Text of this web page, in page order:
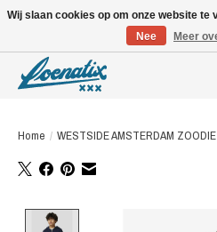
Home / WESTSIDE AMSTERDAM
Wij slaan cookies op om onze website te
Nee
Meer